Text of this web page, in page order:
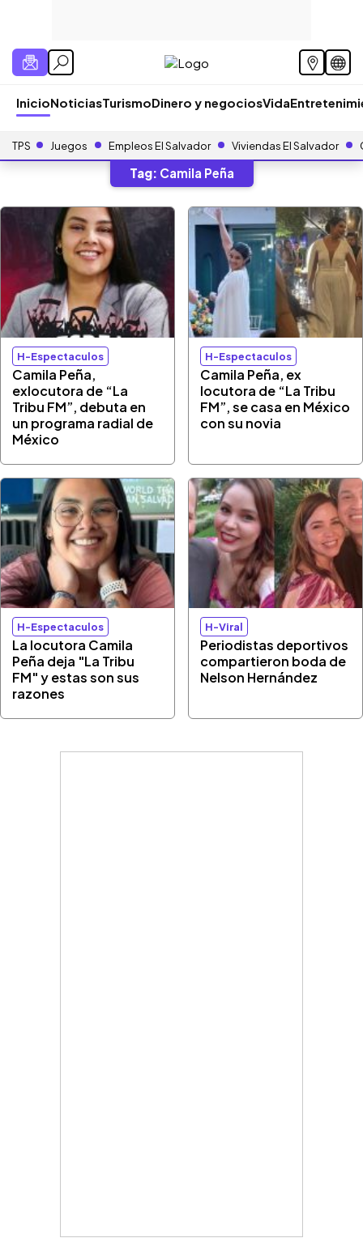
InicioNoticiasTurismoDinero y negociosVida
TPS Juegos Empleos El Salvador Viviendas El Salvador
Tag: Camila Peña
H-Espectaculos
Camila Peña,
exlocutora de “La
Tribu FM”, debuta en
un programa radial de
México
H-Espectaculos
Camila Peña, ex
locutora de “La Tribu
FM”, se casa en México
con su novia
H-Espectaculos
La locutora Camila
Peña deja "La Tribu
FM" y estas son sus
razones
H-Viral
Periodistas deportivos
compartieron boda de
Nelson Hernández